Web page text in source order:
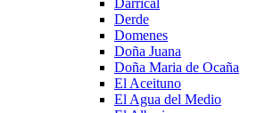
Derde
Domenes
Doña Juana
Doña Maria de Ocaña
El Aceituno
El Agua del Medio